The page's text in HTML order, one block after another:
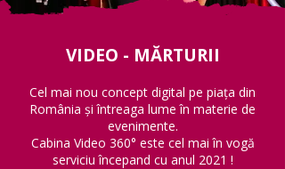
VIDEO - MĂRTURII
Cel mai nou concept digital pe piața din
România și întreaga lume în materie de
evenimente.
Cabina Video 360° este cel mai în vogă
serviciu începand cu anul 2021 !